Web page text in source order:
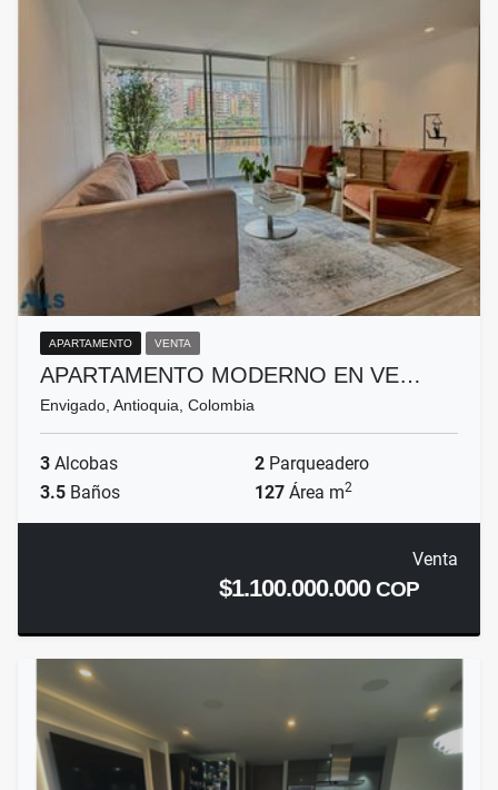
APARTAMENTO VENTA
APARTAMENTO MODERNO EN VE…
Envigado, Antioquia, Colombia
3 Alcobas 2 Parqueadero
3.5 Baños 127 Área m2
Venta
$1.100.000.000COP